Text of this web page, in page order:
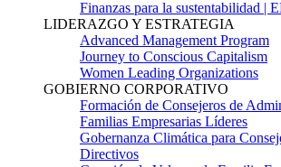
Finanzas para la sustentabilidad |
LIDERAZGO Y ESTRATEGIA
Advanced Management Program
Journey to Conscious Capitalism
Women Leading Organizations
GOBIERNO CORPORATIVO
Formación de Consejeros de
Familias Empresarias Líderes
Gobernanza Climática para
Directivos